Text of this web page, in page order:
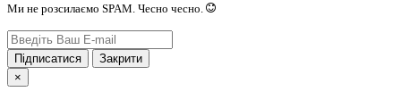
Ми не розсилаємо SPAM. Чесно чесно.
Підписатися
Закрити
×